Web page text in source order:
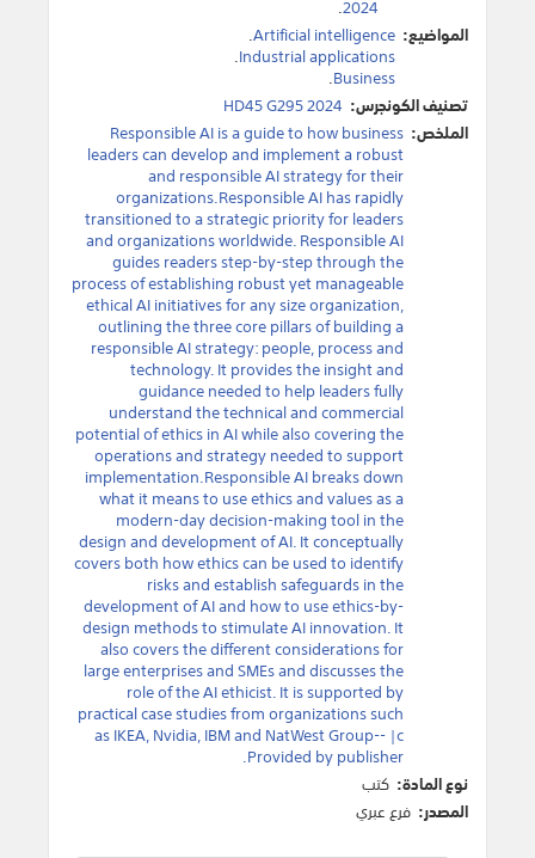
2024
.
المواضيع: Artificial intelligence
.
Industrial applications
.
Business
.
تصنيف الكونجرس: HD45 G295 2024
الملخص: Responsible AI is a guide to how business
leaders can develop and implement a robust
and responsible AI strategy for their
organizations.Responsible AI has rapidly
transitioned to a strategic priority for leaders
and organizations worldwide. Responsible AI
guides readers step-by-step through the
process of establishing robust yet manageable
ethical AI initiatives for any size organization,
outlining the three core pillars of building a
responsible AI strategy: people, process and
technology. It provides the insight and
guidance needed to help leaders fully
understand the technical and commercial
potential of ethics in AI while also covering the
operations and strategy needed to support
implementation.Responsible AI breaks down
what it means to use ethics and values as a
modern-day decision-making tool in the
design and development of AI. It conceptually
covers both how ethics can be used to identify
risks and establish safeguards in the
development of AI and how to use ethics-by-
design methods to stimulate AI innovation. It
also covers the different considerations for
large enterprises and SMEs and discusses the
role of the AI ethicist. It is supported by
practical case studies from organizations such
as IKEA, Nvidia, IBM and NatWest Group-- |c
Provided by publisher.
نوع المادة: كتب
المصدر: فرع عبري